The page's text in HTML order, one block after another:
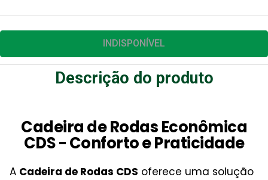
INDISPONÍVEL
Descrição do produto
Cadeira de Rodas Econômica
CDS - Conforto e Praticidade
A Cadeira de Rodas CDS oferece uma solução